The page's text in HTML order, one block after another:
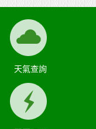
天氣查詢